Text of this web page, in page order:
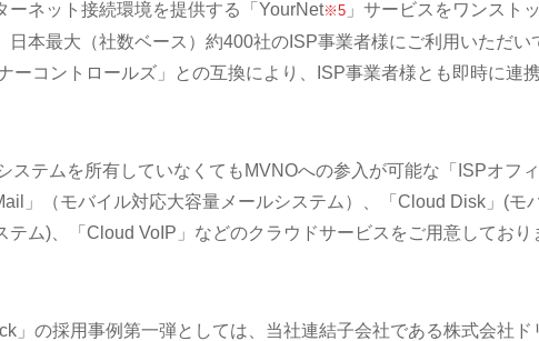
ーネット接続環境を提供する「YourNet※5 」サービスをワンスト
日本最大（社数ベース）約400社のISP事業者様にご利用いただい
ーコントロールズ」との互換により、ISP事業者様とも即時に連
ステムを所有していなくてもMVNOへの参入が可能な「ISPオフィ
」（モバイル対応大容量メールシステム）、「Cloud Disk」(モ
テム)、「Cloud VoIP」などのクラウドサービスをご用意しており
」の採用事例第一弾としては、当社連結子会社である株式会社ド